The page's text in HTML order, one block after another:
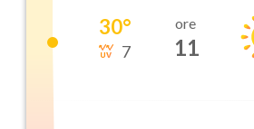
30°
7
ore
11